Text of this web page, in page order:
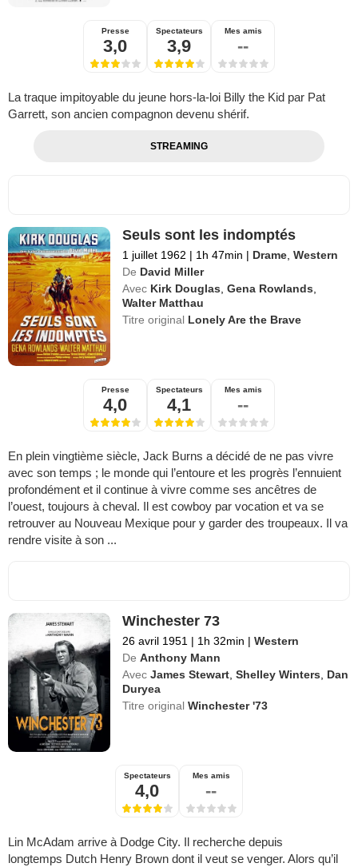
Presse
3,0
Spectateurs
3,9
Mes amis
--
La traque impitoyable du jeune hors-la-loi Billy the Kid par Pat
Garrett, son ancien compagnon devenu shérif.
STREAMING
Seuls sont les indomptés
1 juillet 1962 | 1h 47min | Drame ,Western
De David Miller
Avec Kirk Douglas ,Gena Rowlands
Walter Matthau
Titre original Lonely Are the Brave
Presse
4,0
Spectateurs
4,1
Mes amis
--
En plein vingtième siècle, Jack Burns a décidé de ne pas vivre
avec son temps ; le monde qui l’entoure et les progrès l’ennuient
profondément et il continue à vivre comme ses ancêtres de
l’ouest, toujours à cheval. Il est cowboy par vocation et va se
retrouver au Nouveau Mexique pour y garder des troupeaux. Il va
rendre visite à son ...
Winchester 73
26 avril 1951 | 1h 32min | Western
De Anthony Mann
Avec James Stewart ,Shelley Winters
Dan
Duryea
Titre originalWinchester '73
Spectateurs
4,0
Mes amis
--
Lin McAdam arrive à Dodge City. Il recherche depuis
longtemps Dutch Henry Brown dont il veut se venger. Alors qu’il